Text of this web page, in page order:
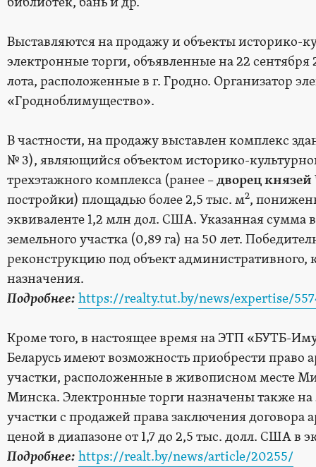
Выставляются на продажу и объекты историко-
электронные торги, объявленные на 22
лота, расположенные в г. Гродно. Организатор
«Гродноблимущество».
В частности, на продажу выставлен комплекс
№ 3), являющийся объектом историко-
трехэтажного комплекса (ранее –дворец
постройки) площадью более 2,5 тыс. м2,
эквиваленте 1,2 млн дол. США. Указанная сумма
земельного участка (0,89 га) на 50 лет.
реконструкцию под объект административного,
назначения.
Подробнее:https://realty.tut.by/news/expertise/
Кроме того, в настоящее время на ЭТП «БУТБ-
Беларусь имеют возможность приобрести право
участки, расположенные в живописном месте
Минска. Электронные торги назначены также на
участки с продажей права заключения договора
ценой в диапазоне от 1,7 до 2,5 тыс. долл. США в
Подробнее:https://realt.by/news/article/20255/